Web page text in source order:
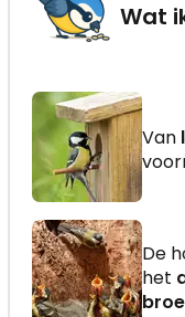
Wat
Van
De
het